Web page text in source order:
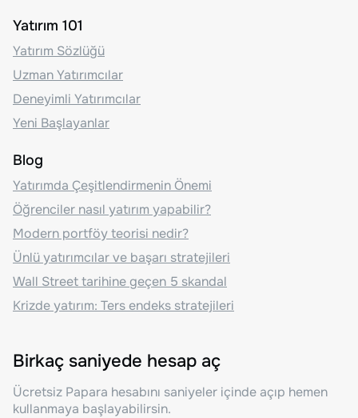
Yatırım 101
Yatırım Sözlüğü
Uzman Yatırımcılar
Deneyimli Yatırımcılar
Yeni Başlayanlar
Blog
Yatırımda Çeşitlendirmenin Önemi
Öğrenciler nasıl yatırım yapabilir?
Modern portföy teorisi nedir?
Ünlü yatırımcılar ve başarı stratejileri
Wall Street tarihine geçen 5 skandal
Krizde yatırım: Ters endeks stratejileri
Birkaç saniyede hesap aç
Ücretsiz Papara hesabını saniyeler içinde açıp hemen
kullanmaya başlayabilirsin.